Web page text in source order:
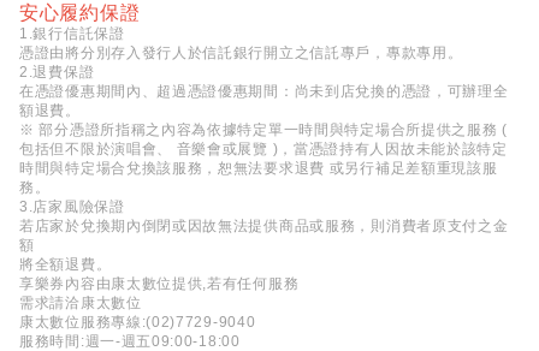
安心履約保證
1.銀行信託保證
憑證由將分別存入發行人於信託銀行開立之信託專戶，專款專用。
2.退費保證
在憑證優惠期間內、超過憑證優惠期間：尚未到店兌換的憑證，可辦理全
額退費。
※ 部分憑證所指稱之內容為依據特定單一時間與特定場合所提供之服務 (
包括但不限於演唱會、 音樂會或展覽 )，當憑證持有人因故未能於該特定
時間與特定場合兌換該服務，恕無法要求退費 或另行補足差額重現該服
務。
3.店家風險保證
若店家於兌換期內倒閉或因故無法提供商品或服務，則消費者原支付之金
額
將全額退費。
享樂券內容由康太數位提供,若有任何服務
需求請洽康太數位
康太數位服務專線:(02)7729-9040
服務時間:週一-週五09:00-18:00